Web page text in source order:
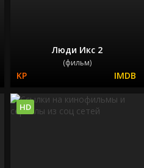
Люди Икс 2
(фильм)
HD